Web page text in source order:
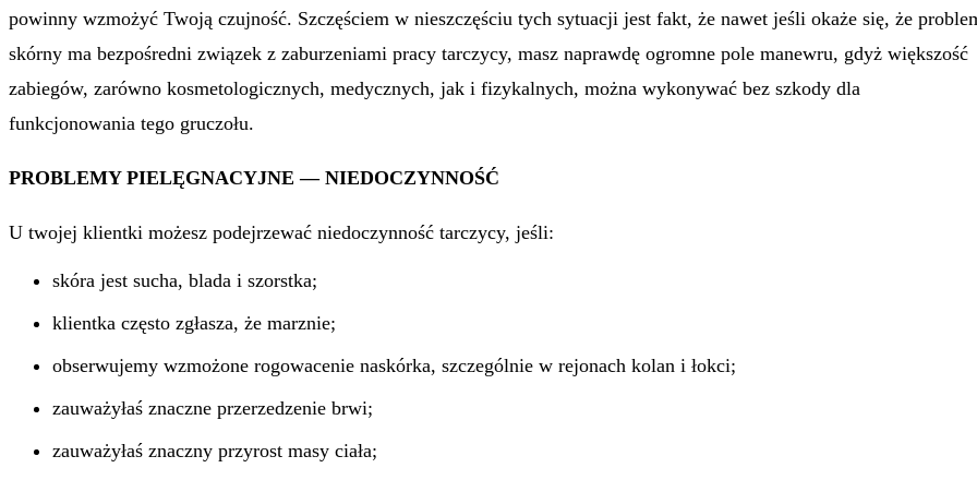
powinny wzmożyć Twoją czujność. Szczęściem w nieszczęściu tych sytuacji jest fakt, że nawet jeśli okaże się, że
skórny ma bezpośredni związek z zaburzeniami pracy tarczycy, masz naprawdę ogromne pole manewru, gdyż większość
zabiegów, zarówno kosmetologicznych, medycznych, jak i fizykalnych, można wykonywać bez szkody dla
funkcjonowania tego gruczołu.
PROBLEMY PIELĘGNACYJNE — NIEDOCZYNNOŚĆ
U twojej klientki możesz podejrzewać niedoczynność tarczycy, jeśli:
skóra jest sucha, blada i szorstka;
klientka często zgłasza, że marznie;
obserwujemy wzmożone rogowacenie naskórka, szczególnie w rejonach kolan i łokci;
zauważyłaś znaczne przerzedzenie brwi;
zauważyłaś znaczny przyrost masy ciała;